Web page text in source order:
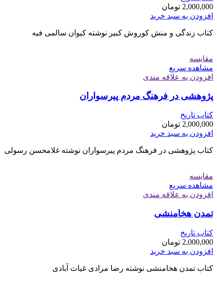
2,000,000 تومان
افزودن به سبد خرید
کتاب زندگی و منش کوروش کبیر نوشته کیوان سالمی فیه
مقایسه
مشاهده سریع
افزودن به علاقه مندی
پژوهشی در فرهنگ مردم پیرسواران
کتاب تاریخ
2,000,000 تومان
افزودن به سبد خرید
کتاب پژوهشی در فرهنگ مردم پیرسواران نوشته غلامحسن رسولی
مقایسه
مشاهده سریع
افزودن به علاقه مندی
تمدن هخامنشی
کتاب تاریخ
2,000,000 تومان
افزودن به سبد خرید
کتاب تمدن هخامنشی نوشته رضا مرادی غیاث آبادی